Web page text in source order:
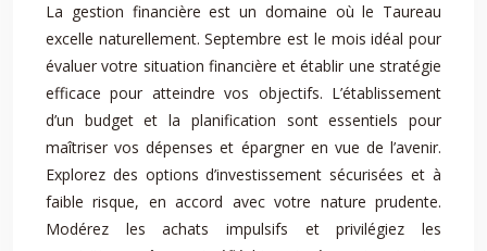
La gestion financière est un domaine où le Taureau
excelle naturellement. Septembre est le mois idéal pour
évaluer votre situation financière et établir une stratégie
efficace pour atteindre vos objectifs. L’établissement
d’un budget et la planification sont essentiels pour
maîtriser vos dépenses et épargner en vue de l’avenir.
Explorez des options d’investissement sécurisées et à
faible risque, en accord avec votre nature prudente.
Modérez les achats impulsifs et privilégiez les